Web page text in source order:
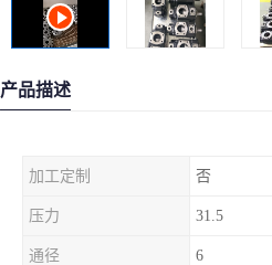
产品描述
加工定制 否
压力 31.5
通径 6